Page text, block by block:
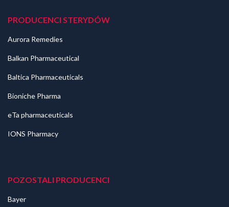
PRODUCENCI STERYDÓW
Aurora Remedies
Balkan Pharmaceutical
Baltica Pharmaceuticals
Bioniche Pharma
eTa pharmaceuticals
IONS Pharmacy
POZOSTALI PRODUCENCI
Bayer